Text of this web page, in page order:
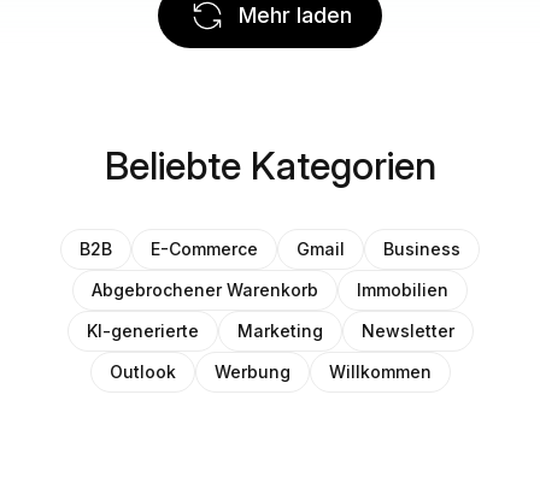
Mehr laden
Beliebte Kategorien
B2B E-Commerce Gmail
Business
Abgebrochener Warenkorb
Immobilien
KI-generierte
Marketing
Newsletter
Outlook
Werbung Willkommen